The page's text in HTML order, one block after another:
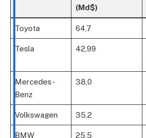
(Md$)
Toyota 64,7
Tesla 42,99
Mercedes-
Benz
38,0
Volkswagen 35,2
BMW 25,5